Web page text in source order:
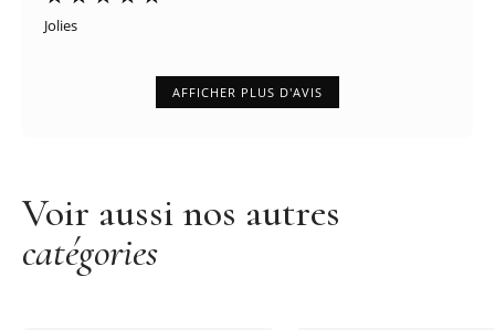
Jolies
AFFICHER PLUS D'AVIS
Voir aussi nos autres
catégories